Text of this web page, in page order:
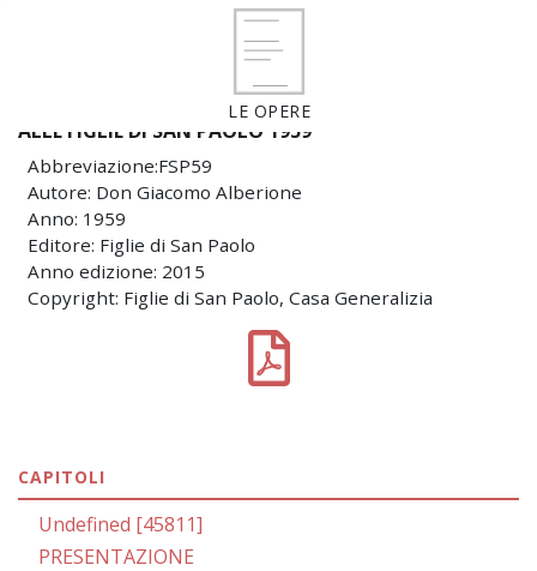
LE OPERE
ALLE FIGLIE DI SAN PAOLO 1959
Abbreviazione:FSP59
Autore: Don Giacomo Alberione
Anno: 1959
Editore: Figlie di San Paolo
Anno edizione: 2015
Copyright: Figlie di San Paolo, Casa Generalizia
CAPITOLI
Undefined [45811]
PRESENTAZIONE